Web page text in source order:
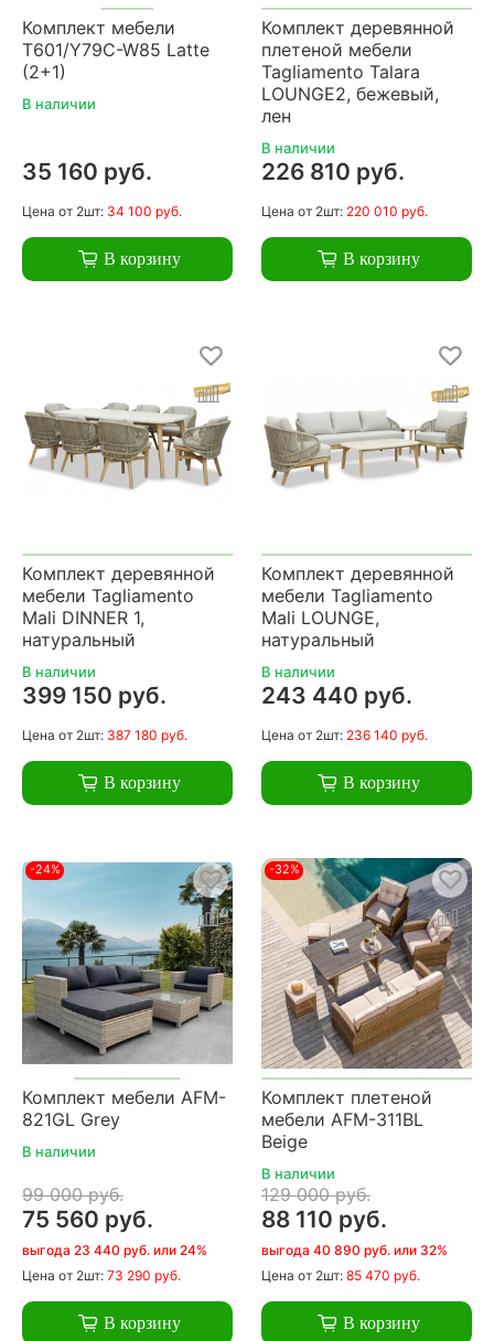
Комплект мебели
T601/Y79C-W85 Latte
(2+1)
В наличии
35 160 руб.
Цена от 2шт: 34 100 руб.
В корзину
Комплект деревянной
плетеной мебели
Tagliamento Talara
LOUNGE2, бежевый,
лен
В наличии
226 810 руб.
Цена от 2шт: 220 010 руб.
В корзину
Комплект деревянной
мебели Tagliamento
Mali DINNER 1,
натуральный
В наличии
399 150 руб.
Цена от 2шт: 387 180 руб.
В корзину
Комплект деревянной
мебели Tagliamento
Mali LOUNGE,
натуральный
В наличии
243 440 руб.
Цена от 2шт: 236 140 руб.
В корзину
-24%
Комплект мебели AFM-
821GL Grey
В наличии
99 000 руб.
75 560 руб.
выгода 23 440 руб. или 24%
Цена от 2шт: 73 290 руб.
В корзину
-32%
Комплект плетеной
мебели AFM-311BL
Beige
В наличии
129 000 руб.
88 110 руб.
выгода 40 890 руб. или 32%
Цена от 2шт: 85 470 руб.
В корзину